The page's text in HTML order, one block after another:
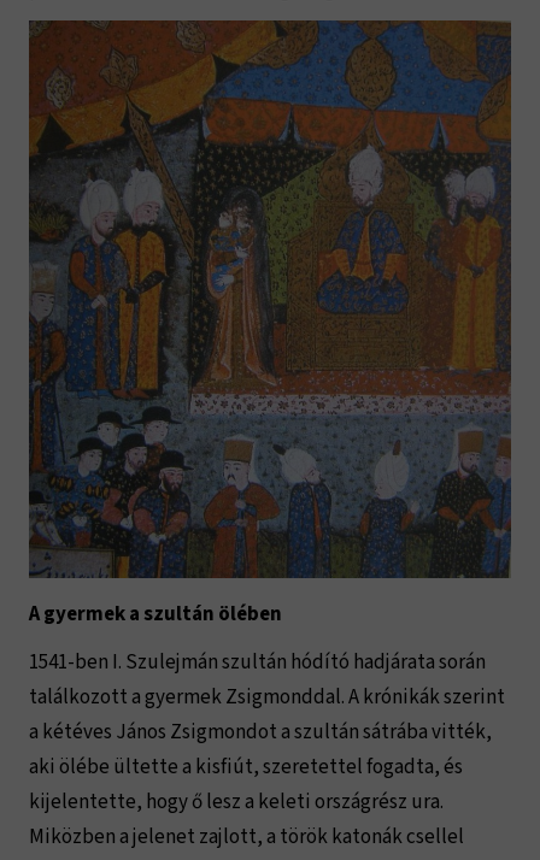
A gyermek a szultán ölében
1541-ben I. Szulejmán szultán hódító hadjárata során
találkozott a gyermek Zsigmonddal. A krónikák szerint
a kétéves János Zsigmondot a szultán sátrába vitték,
aki ölébe ültette a kisfiút, szeretettel fogadta, és
kijelentette, hogy ő lesz a keleti országrész ura.
Miközben a jelenet zajlott, a török katonák csellel